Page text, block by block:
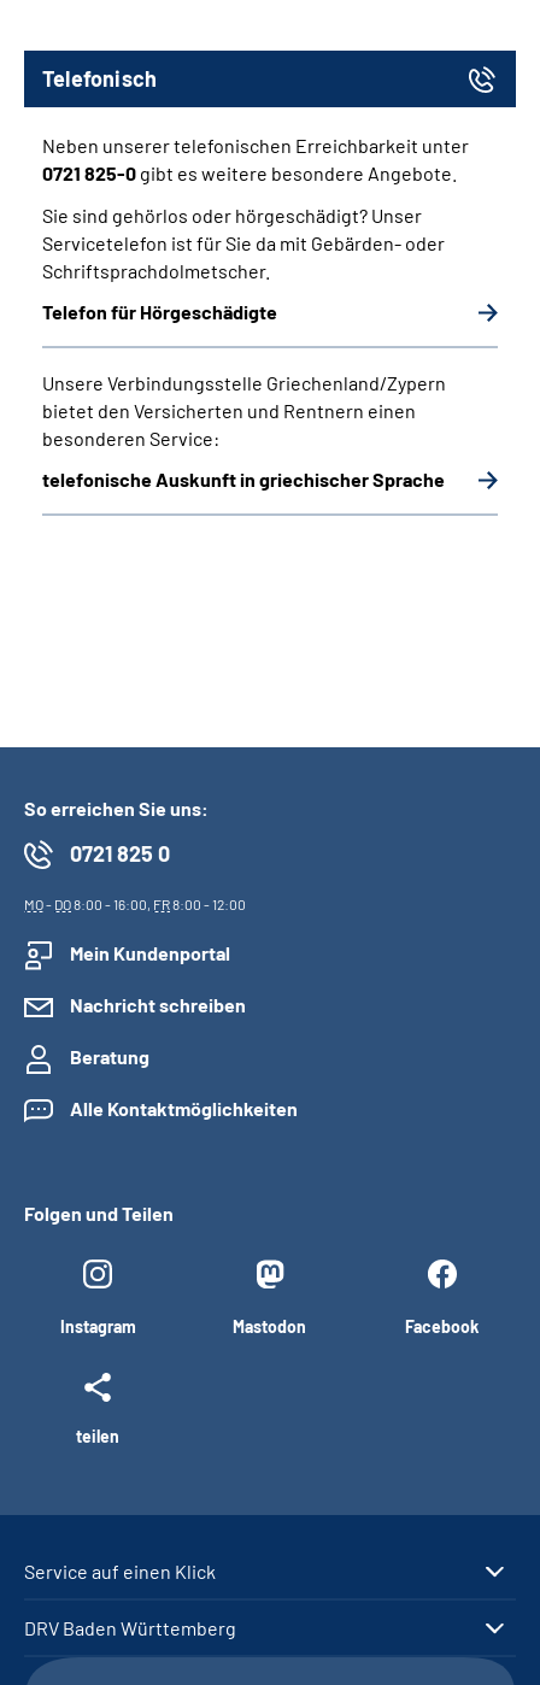
Telefonisch
Neben unserer telefonischen Erreichbarkeit unter
0721 825-0 gibt es weitere besondere Angebote.
Sie sind gehörlos oder hörgeschädigt? Unser
Servicetelefon ist für Sie da mit Gebärden- oder
Schriftsprachdolmetscher.
Telefon für Hörgeschädigte
Unsere Verbindungsstelle Griechenland/Zypern
bietet den Versicherten und Rentnern einen
besonderen Service:
telefonische Auskunft in griechischer Sprache
So erreichen Sie uns:
0721 825 0
MO- DO8:00 - 16:00, FR8:00 - 12:00
Mein Kundenportal
Nachricht schreiben
Beratung
Alle Kontaktmöglichkeiten
Folgen und Teilen
Instagram Mastodon Facebook
teilen
Service auf einen Klick
DRV Baden Württemberg